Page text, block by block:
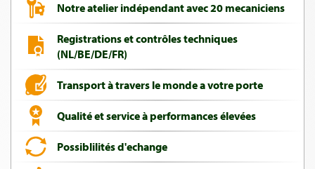
Notre atelier indépendant avec 20 mecaniciens
Registrations et contrôles techniques
(NL/BE/DE/FR)
Transport à travers le monde a votre porte
Qualité et service à performances élevées
Possiblilités d'echange